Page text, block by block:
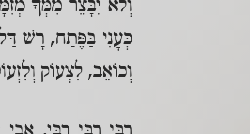
וְלֹא יִבָּצֵר מִמְּךָ
כְּעָנִי בַּפֶּתַח, רָשׁ דַּל
וְכוֹאֵב, לִצְעוֹק